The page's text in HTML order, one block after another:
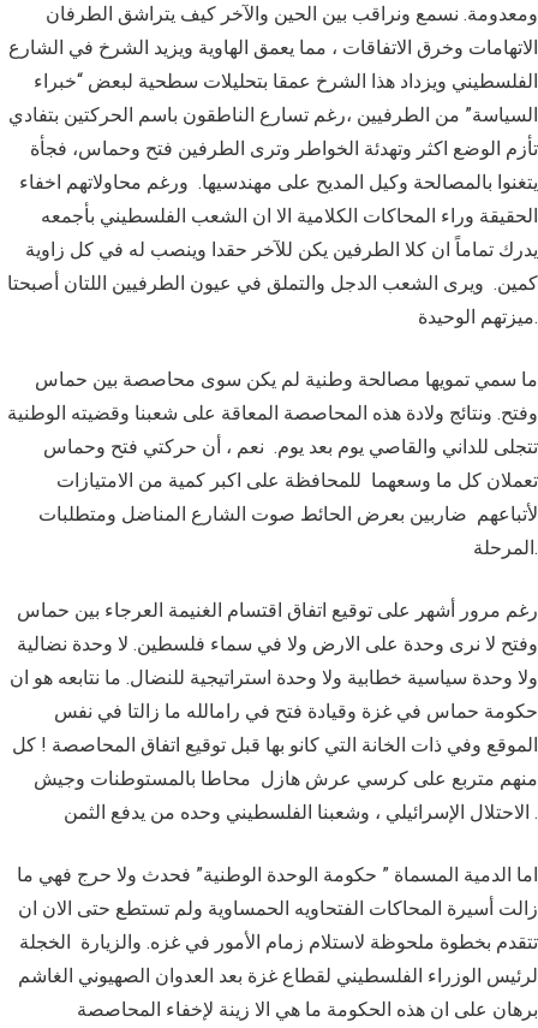
ومعدومة. نسمع ونراقب بين الحين والآخر كيف يتراشق الطرفان
الاتهامات وخرق الاتفاقات ، مما يعمق الهاوية ويزيد الشرخ في الشارع
الفلسطيني ويزداد هذا الشرخ عمقا بتحليلات سطحية لبعض “خبراء
السياسة” من الطرفيين ،رغم تسارع الناطقون باسم الحركتين بتفادي
تأزم الوضع اكثر وتهدئة الخواطر وترى الطرفين فتح وحماس، فجأة
يتغنوا بالمصالحة وكيل المديح على مهندسيها. ورغم محاولاتهم اخفاء
الحقيقة وراء المحاكات الكلامية الا ان الشعب الفلسطيني بأجمعه
يدرك تماماً ان كلا الطرفين يكن للآخر حقدا وينصب له في كل زاوية
كمين. ويرى الشعب الدجل والتملق في عيون الطرفيين اللتان أصبحتا
ميزتهم الوحيدة.
ما سمي تمويها مصالحة وطنية لم يكن سوى محاصصة بين حماس
وفتح. ونتائج ولادة هذه المحاصصة المعاقة على شعبنا وقضيته الوطنية
تتجلى للداني والقاصي يوم بعد يوم. نعم ، أن حركتي فتح وحماس
تعملان كل ما وسعهما للمحافظة على اكبر كمية من الامتيازات
لأتباعهم ضاربين بعرض الحائط صوت الشارع المناضل ومتطلبات
المرحلة.
رغم مرور أشهر على توقيع اتفاق اقتسام الغنيمة العرجاء بين حماس
وفتح لا نرى وحدة على الارض ولا في سماء فلسطين. لا وحدة نضالية
ولا وحدة سياسية خطابية ولا وحدة استراتيجية للنضال. ما نتابعه هو ان
حكومة حماس في غزة وقيادة فتح في رامالله ما زالتا في نفس
الموقع وفي ذات الخانة التي كانو بها قبل توقيع اتفاق المحاصصة ! كل
منهم متربع على كرسي عرش هازل محاطا بالمستوطنات وجيش
الاحتلال الإسرائيلي ، وشعبنا الفلسطيني وحده من يدفع الثمن .
اما الدمية المسماة ” حكومة الوحدة الوطنية” فحدث ولا حرج فهي ما
زالت أسيرة المحاكات الفتحاويه الحمساوية ولم تستطع حتى الان ان
تتقدم بخطوة ملحوظة لاستلام زمام الأمور في غزه. والزيارة الخجلة
لرئيس الوزراء الفلسطيني لقطاع غزة بعد العدوان الصهيوني الغاشم
برهان على ان هذه الحكومة ما هي الا زينة لإخفاء المحاصصة